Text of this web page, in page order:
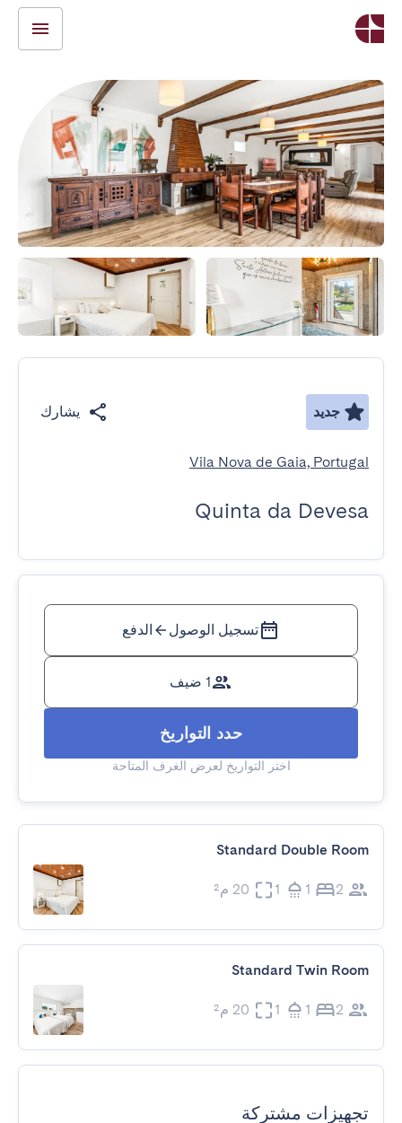
جديد يشارك
Vila Nova de Gaia, Portugal
Quinta da Devesa
تسجيل الوصول الدفع
1 ضيف
حدد التواريخ
اختر التواريخ لعرض الغرف المتاحة
Standard Double Room
2
1
1 20 م²
Standard Twin Room
2
1
1 20 م²
تجهيزات مشتركة